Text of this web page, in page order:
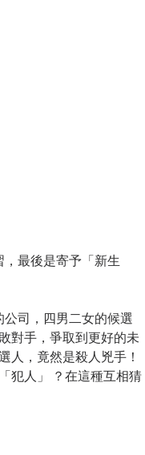
對手，爭取到更好的未
人，竟然是殺人兇手！
犯人」 ？在這種互相猜